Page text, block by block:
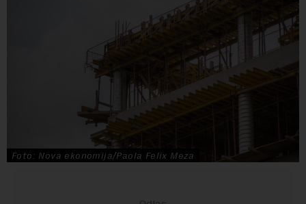
Foto: Nova ekonomija/Paola Felix Meza